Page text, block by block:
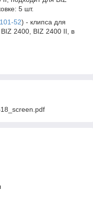
5 шт.
52) - клипса для
2400, BIZ 2400 II, в